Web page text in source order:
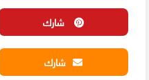
شارك
شارك